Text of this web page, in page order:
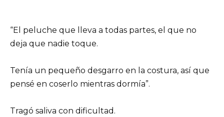
“El peluche que lleva a todas partes, el que no
deja que nadie toque.
Tenía un pequeño desgarro en la costura, así que
pensé en coserlo mientras dormía”.
Tragó saliva con dificultad.